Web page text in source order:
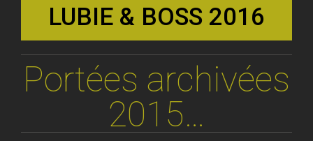
LUBIE & BOSS 2016
Portées archivées
2015…